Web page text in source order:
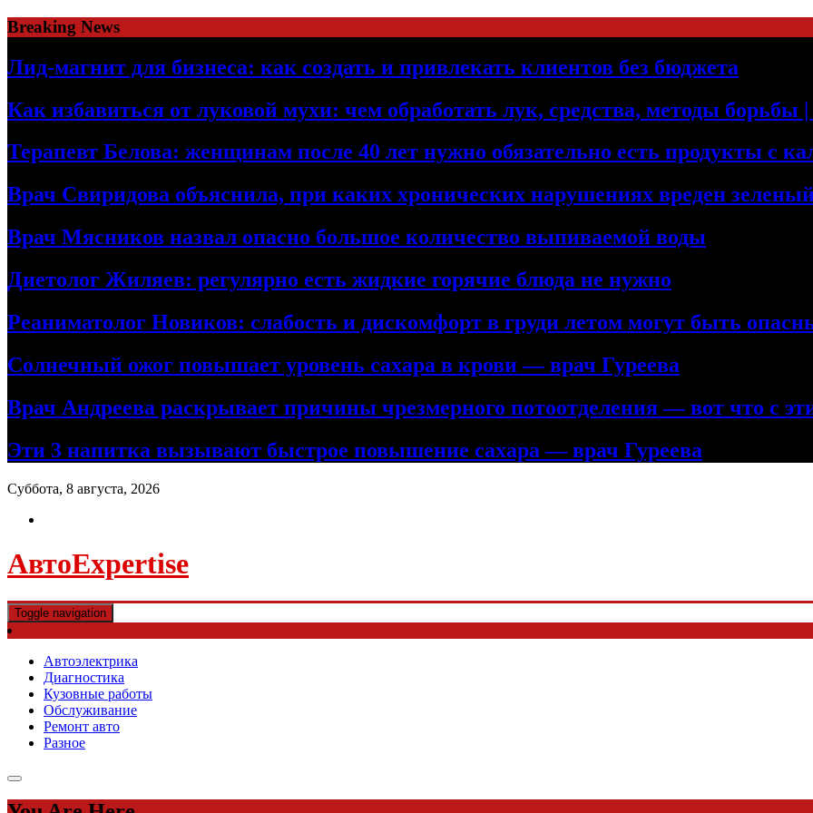
Skip
to
content
Breaking News
Лид-магнит для бизнеса: как создать и привлекать клиентов без бюджета
Как избавиться от луковой мухи: чем обработать лук, средства, методы
Терапевт Белова: женщинам после 40 лет нужно обязательно есть продукты с
Врач Свиридова объяснила, при каких хронических нарушениях вреден
Врач Мясников назвал опасно большое количество выпиваемой воды
Диетолог Жиляев: регулярно есть жидкие горячие блюда не нужно
Реаниматолог Новиков: слабость и дискомфорт в груди летом могут быть
Солнечный ожог повышает уровень сахара в крови — врач Гуреева
Врач Андреева раскрывает причины чрезмерного потоотделения — вот что с
Эти 3 напитка вызывают быстрое повышение сахара — врач Гуреева
Суббота, 8 августа, 2026
АвтоExpertise
Toggle navigation
Автоэлектрика
Диагностика
Кузовные работы
Обслуживание
Ремонт авто
Разное